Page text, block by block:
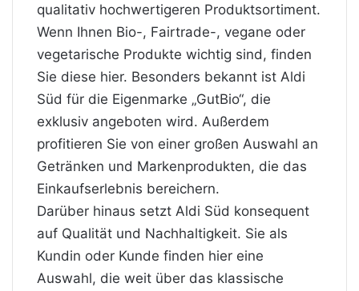
qualitativ hochwertigeren Produktsortiment.
Wenn Ihnen Bio-, Fairtrade-, vegane oder
vegetarische Produkte wichtig sind, finden
Sie diese hier. Besonders bekannt ist Aldi
Süd für die Eigenmarke „GutBio“, die
exklusiv angeboten wird. Außerdem
profitieren Sie von einer großen Auswahl an
Getränken und Markenprodukten, die das
Einkaufserlebnis bereichern.
Darüber hinaus setzt Aldi Süd konsequent
auf Qualität und Nachhaltigkeit. Sie als
Kundin oder Kunde finden hier eine
Auswahl, die weit über das klassische